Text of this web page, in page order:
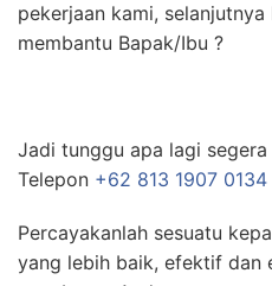
pekerjaan kami,
membantu Bapak/Ibu ?
Jadi tunggu apa lagi
Telepon +62 813 1907 0134
Percayakanlah sesuatu
yang lebih baik, efektif dan